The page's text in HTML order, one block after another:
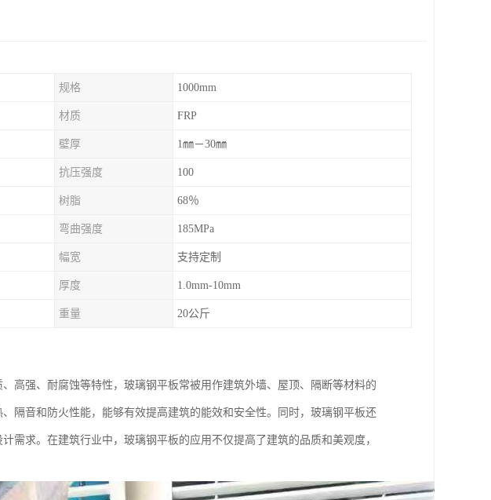
规格 1000mm
材质 FRP
壁厚 1㎜－30㎜
抗压强度 100
树脂 68％
弯曲强度 185MPa
幅宽 支持定制
厚度 1.0mm-10mm
重量 20公斤
高强、耐腐蚀等特性，玻璃钢平板常被用作建筑外墙、屋顶、隔断等材料的
隔音和防火性能，能够有效提高建筑的能效和安全性。同时，玻璃钢平板还
需求。在建筑行业中，玻璃钢平板的应用不仅提高了建筑的品质和美观度，